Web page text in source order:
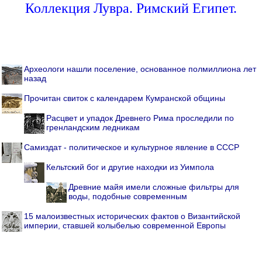
Коллекция Лувра. Римский Египет.
Археологи нашли поселение, основанное полмиллиона лет
назад
Прочитан свиток с календарем Кумранской общины
Расцвет и упадок Древнего Рима проследили по
гренландским ледникам
Самиздат - политическое и культурное явление в СССР
Кельтский бог и другие находки из Уимпола
Древние майя имели сложные фильтры для
воды, подобные современным
15 малоизвестных исторических фактов о Византийской
империи, ставшей колыбелью современной Европы